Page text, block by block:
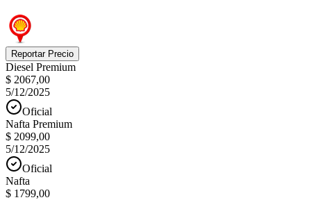
Reportar Precio
Diesel Premium
$ 2067,00
5/12/2025
Oficial
Nafta Premium
$ 2099,00
5/12/2025
Oficial
Nafta
$ 1799,00